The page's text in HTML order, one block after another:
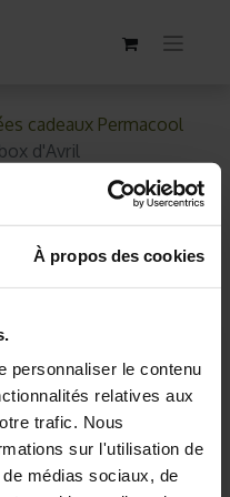
À propos des cookies
personnaliser le contenu
relatives aux
trafic. Nous
sur l'utilisation de
médias sociaux, de
cadeaux Permacool
d'Avril
d'or - La